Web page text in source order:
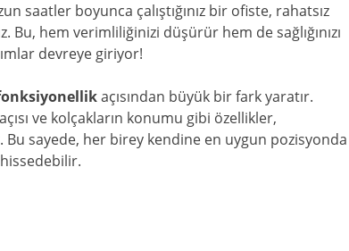
boyunca çalıştığınız bir ofiste, rahatsız
hem verimliliğinizi düşürür hem de sağlığınızı
devreye giriyor!
açısından büyük bir fark yaratır.
ve kolçakların konumu gibi özellikler,
Bu sayede, her birey kendine en uygun pozisyonda